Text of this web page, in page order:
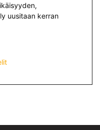
uusitaan kerran